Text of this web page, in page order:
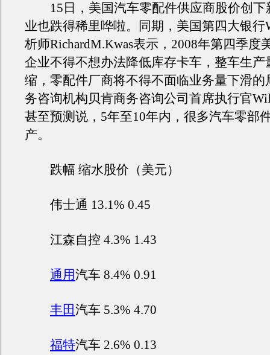
15日，美国汽车零配件供应商股价创下
业也跌得稀里哗啦。同期，美国第四大银行
析师RichardM.Kwas表示，2008年第四季度
企业不得不想办法降低库存卡车，整车生产
缩，零配件厂商将不得不面临业务量下滑的
务咨询机构贝肯商务咨询公司首席执行官
甚至预测说，5年至10年内，很多汽车零部
产。
跌幅 缩水股价（美元）
伟士通 13.1% 0.45
江森自控 4.3% 1.43
通用汽车 8.4% 0.91
丰田汽车 5.3% 4.70
福特汽车 2.6% 0.13